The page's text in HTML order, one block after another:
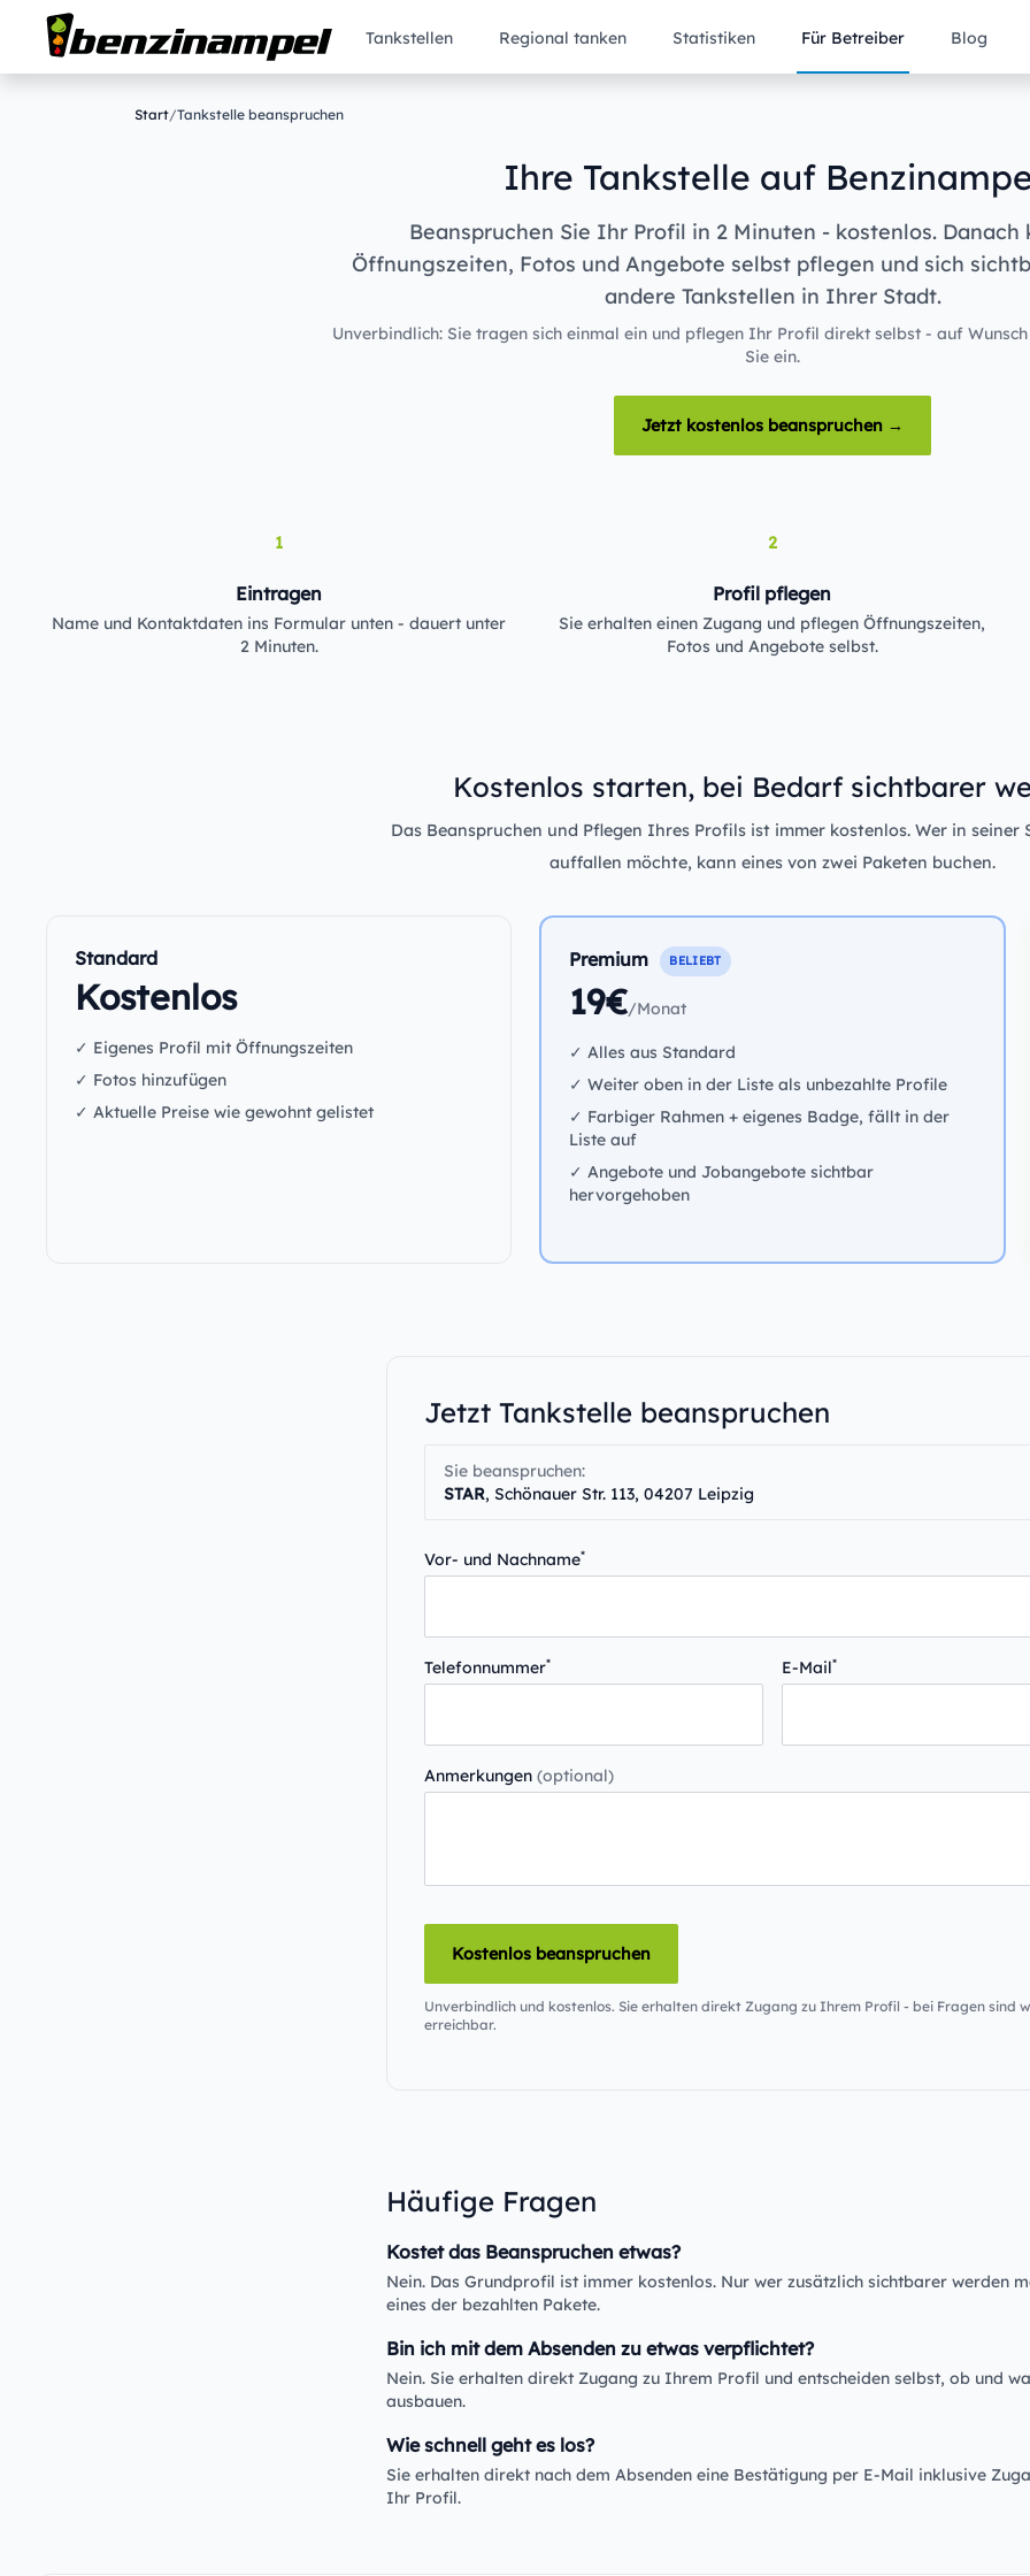
Tankstellen Regional tanken Statistiken Für Betreiber Blog
Start/Tankstelle beanspruchen
Ihre Tankstelle auf
Beanspruchen Sie Ihr Profil in 2 Minuten - kostenlos. Danach
Öffnungszeiten, Fotos und Angebote selbst pflegen und sich
andere Tankstellen in Ihrer Stadt.
Unverbindlich: Sie tragen sich einmal ein und pflegen Ihr Profil direkt selbst - auf
Sie ein.
Jetzt kostenlos beanspruchen →
1
Eintragen
Name und Kontaktdaten ins Formular unten - dauert unter
2 Minuten.
2
Profil pflegen
Sie erhalten einen Zugang und pflegen Öffnungszeiten,
Fotos und Angebote selbst.
Kostenlos starten, bei Bedarf sichtbarer
Das Beanspruchen und Pflegen Ihres Profils ist immer kostenlos. Wer in seiner
auffallen möchte, kann eines von zwei Paketen buchen.
Standard
Kostenlos
✓ Eigenes Profil mit Öffnungszeiten
✓ Fotos hinzufügen
✓ Aktuelle Preise wie gewohnt gelistet
Premium BELIEBT
19€/Monat
✓ Alles aus Standard
✓ Weiter oben in der Liste als unbezahlte Profile
✓ Farbiger Rahmen + eigenes Badge, fällt in der
Liste auf
✓ Angebote und Jobangebote sichtbar
hervorgehoben
Jetzt Tankstelle beanspruchen
Sie beanspruchen:
STAR, Schönauer Str. 113, 04207 Leipzig
Vor- und Nachname*
Telefonnummer* E-Mail*
Anmerkungen (optional)
Kostenlos beanspruchen
Unverbindlich und kostenlos. Sie erhalten direkt Zugang zu Ihrem Profil - bei Fragen sind
erreichbar.
Häufige Fragen
Kostet das Beanspruchen etwas?
Nein. Das Grundprofil ist immer kostenlos. Nur wer zusätzlich sichtbarer werden
eines der bezahlten Pakete.
Bin ich mit dem Absenden zu etwas verpflichtet?
Nein. Sie erhalten direkt Zugang zu Ihrem Profil und entscheiden selbst, ob und
ausbauen.
Wie schnell geht es los?
Sie erhalten direkt nach dem Absenden eine Bestätigung per E-Mail inklusive
Ihr Profil.